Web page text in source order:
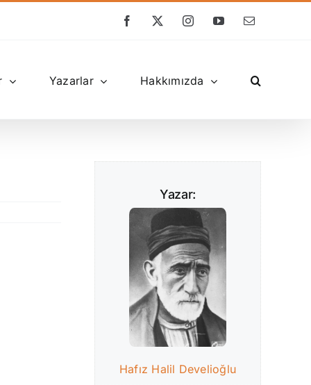
Facebook
X InstagramYouTube
E-
Yazarlar Hakkımızda
Yazar:
Hafız Halil Develioğlu